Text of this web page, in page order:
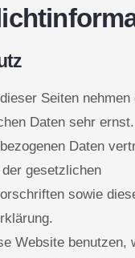
Seiten nehmen
Daten sehr
Daten
gesetzlichen
sowie
Website benutzen,